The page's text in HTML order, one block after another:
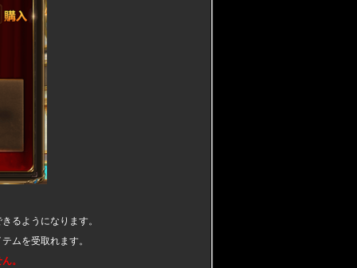
るようになります。
ムを受取れます。
。